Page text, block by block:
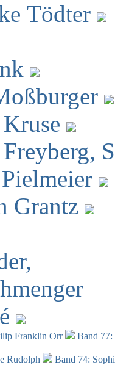
Tödter
Grantz
Franklin Orr
Band
Rudolph
Band 74: